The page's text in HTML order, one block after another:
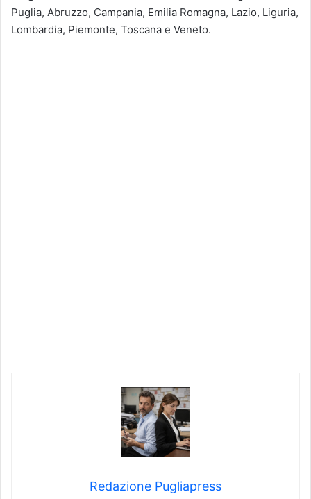
Puglia, Abruzzo, Campania, Emilia Romagna, Lazio, Liguria,
Lombardia, Piemonte, Toscana e Veneto.
Redazione Pugliapress